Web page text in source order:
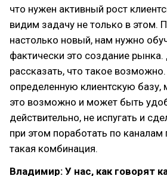
что нужен активный рост
видим задачу не только в этом.
настолько новый, нам нужно
фактически это создание
рассказать, что такое
определенную клиентскую базу,
это возможно и может быть
действительно, не испугать и
при этом поработать по каналам
такая комбинация.
Владимир: У нас, как говорят